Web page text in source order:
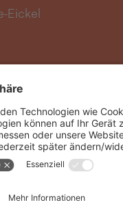
Eickel